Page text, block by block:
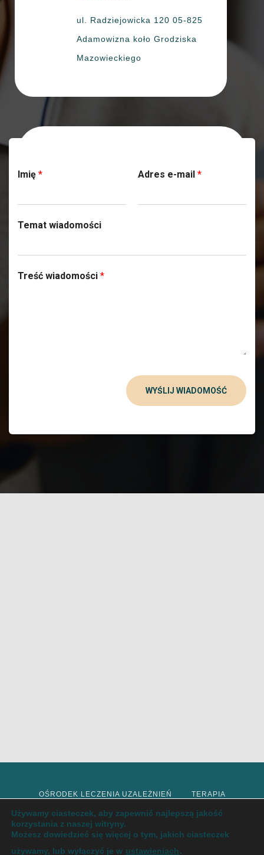
ul. Radziejowicka 120 05-825
Adamowizna koło Grodziska
Mazowieckiego
Imię * Adres e-mail *
Temat wiadomości
Treść wiadomości *
WYŚLIJ WIADOMOŚĆ
OŚRODEK LECZENIA UZALEŻNIEŃ TERAPIA
DETOKS INTERWENCJA KRYZYSOWA
LECZENIE UZALEŻNIEŃ ODTRUCIE
Używamy ciasteczek, aby zapewnić najlepszą jakość
korzystania z naszej witryny.
Możesz dowiedzieć się więcej o tym, jakich ciasteczek
używamy, lub wyłączyć je w ustawieniach.